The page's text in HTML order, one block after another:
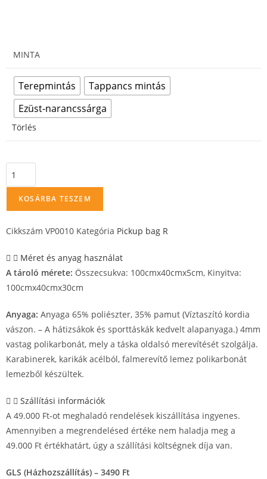
MINTA
Terepmintás
Tappancs mintás
Ezüst-narancssárga
Törlés
KOSÁRBA TESZEM
Cikkszám VP0010 Kategória Pickup bag R
Méret és anyag használat
A tároló mérete: Összecsukva: 100cmx40cmx5cm, Kinyitva:
100cmx40cmx30cm
Anyaga: Anyaga 65% poliészter, 35% pamut (Víztaszító kordia
vászon. – A hátizsákok és sporttáskák kedvelt alapanyaga.) 4mm
vastag polikarbonát, mely a táska oldalsó merevítését szolgálja.
Karabinerek, karikák acélból, falmerevítő lemez polikarbonát
lemezből készültek.
Szállítási információk
A 49.000 Ft-ot meghaladó rendelések kiszállítása ingyenes.
Amennyiben a megrendelésed értéke nem haladja meg a
49.000 Ft értékhatárt, úgy a szállítási költségnek díja van.
GLS (Házhozszállítás) – 3490 Ft